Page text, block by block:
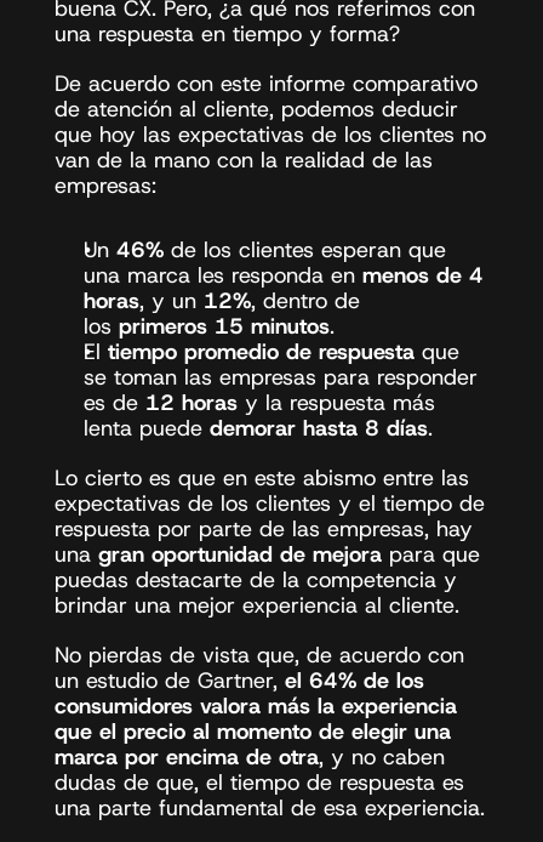
buena CX. Pero, ¿a qué nos referimos con
una respuesta en tiempo y forma?
De acuerdo con este informe comparativo
de atención al cliente, podemos deducir
que hoy las expectativas de los clientes no
van de la mano con la realidad de las
empresas:
Un 46% de los clientes esperan que
una marca les responda en menos de 4
horas, y un 12%, dentro de
los primeros 15 minutos.
El tiempo promedio de respuesta que
se toman las empresas para responder
es de 12 horas y la respuesta más
lenta puede demorar hasta 8 días.
Lo cierto es que en este abismo entre las
expectativas de los clientes y el tiempo de
respuesta por parte de las empresas, hay
una gran oportunidad de mejora para que
puedas destacarte de la competencia y
brindar una mejor experiencia al cliente.
No pierdas de vista que, de acuerdo con
un estudio de Gartner, el 64% de los
consumidores valora más la experiencia
que el precio al momento de elegir una
marca por encima de otra, y no caben
dudas de que, el tiempo de respuesta es
una parte fundamental de esa experiencia.